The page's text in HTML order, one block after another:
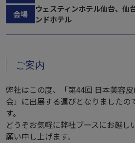
会場
ウェスティンホテル仙台、仙
ンドホテル
ご案内
弊社はこの度、「第44回 日本美容
会」に出展する運びとなりましたの
す。
どうぞお気軽に弊社ブースにお越し
願い申し上げます。